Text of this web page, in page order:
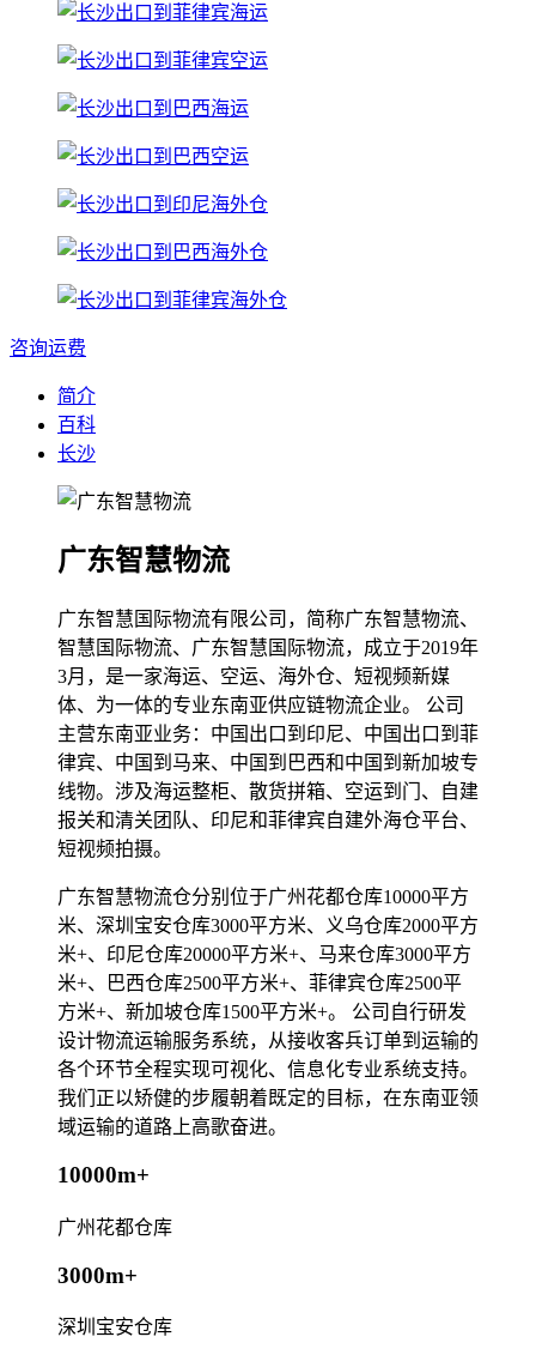
咨询运费
简介
百科
长沙
广东智慧物流
广东智慧国际物流有限公司，简称广东智慧物流、
智慧国际物流、广东智慧国际物流，成立于2019年
3月，是一家海运、空运、海外仓、短视频新媒
体、为一体的专业东南亚供应链物流企业。 公司
主营东南亚业务：中国出口到印尼、中国出口到菲
律宾、中国到马来、中国到巴西和中国到新加坡专
线物。涉及海运整柜、散货拼箱、空运到门、自建
报关和清关团队、印尼和菲律宾自建外海仓平台、
短视频拍摄。
广东智慧物流仓分别位于广州花都仓库10000平方
米、深圳宝安仓库3000平方米、义乌仓库2000平方
米+、印尼仓库20000平方米+、马来仓库3000平方
米+、巴西仓库2500平方米+、菲律宾仓库2500平
方米+、新加坡仓库1500平方米+。 公司自行研发
设计物流运输服务系统，从接收客兵订单到运输的
各个环节全程实现可视化、信息化专业系统支持。
我们正以矫健的步履朝着既定的目标，在东南亚领
域运输的道路上高歌奋进。
10000m+
广州花都仓库
3000m+
深圳宝安仓库